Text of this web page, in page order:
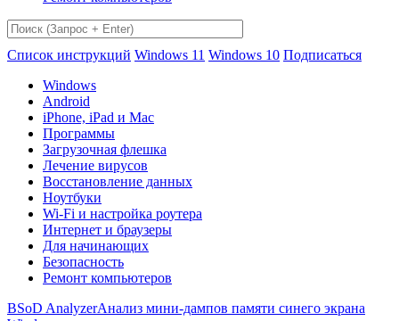
Список инструкций Windows 11 Windows 10 Подписаться
Windows
Android
iPhone, iPad и Mac
Программы
Загрузочная флешка
Лечение вирусов
Восстановление данных
Ноутбуки
Wi-Fi и настройка роутера
Интернет и браузеры
Для начинающих
Безопасность
Ремонт компьютеров
BSoD AnalyzerАнализ мини-дампов памяти синего экрана